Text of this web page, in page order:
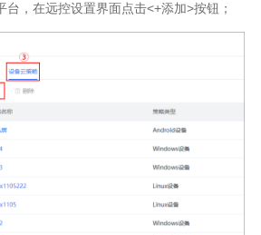
台，在远控设置界面点击<+添加>按钮；